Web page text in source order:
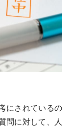
にされているの
問に対して、人